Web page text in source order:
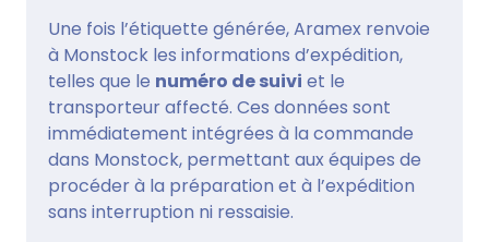
Une fois l’étiquette générée, Aramex renvoie
à Monstock les informations d’expédition,
telles que le numéro de suivi et le
transporteur affecté. Ces données sont
immédiatement intégrées à la commande
dans Monstock, permettant aux équipes de
procéder à la préparation et à l’expédition
sans interruption ni ressaisie.